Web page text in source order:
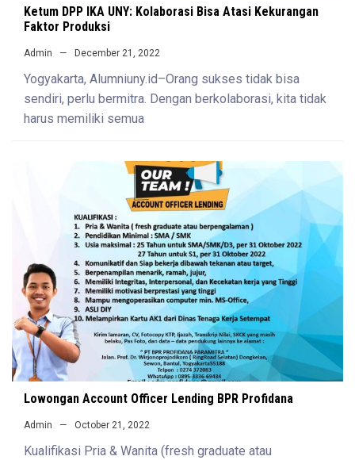
Ketum DPP IKA UNY: Kolaborasi Bisa Atasi Kekurangan
Faktor Produksi
Admin December 21, 2022
Yogyakarta, Alumniuny.id–Orang sukses tidak bisa
sendiri, perlu bermitra. Dengan berkolaborasi, kita tidak
harus memiliki semua
Lowongan Account Officer Lending BPR Profidana
Admin October 21, 2022
Kualifikasi Pria & Wanita (fresh graduate atau